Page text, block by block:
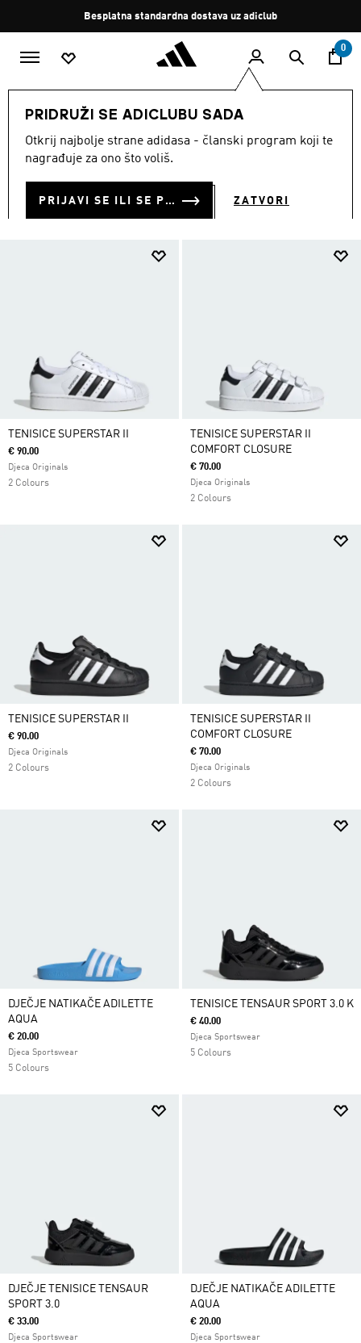
Zaustavi
rotaciju
Besplatna standardna dostava uz adiclub
0
PRIDRUŽI SE ADICLUBU SADA
Otkrij najbolje strane adidasa - članski program koji te
nagrađuje za ono što voliš.
PRIJAVI SE ILI SE PRIDRUŽI SADA ZATVORI
DJECA Obuća
OBUĆA ZA DJECU (942)
TENISICE SUPERSTAR II
€ 90.00
Djeca Originals
2 Colours
TENISICE SUPERSTAR II
COMFORT CLOSURE
€ 70.00
Djeca Originals
2 Colours
TENISICE SUPERSTAR II
€ 90.00
Djeca Originals
2 Colours
TENISICE SUPERSTAR II
COMFORT CLOSURE
€ 70.00
Djeca Originals
2 Colours
DJEČJE NATIKAČE ADILETTE
AQUA
€ 20.00
Djeca Sportswear
5 Colours
TENISICE TENSAUR SPORT 3.0 K
€ 40.00
Djeca Sportswear
5 Colours
DJEČJE TENISICE TENSAUR
SPORT 3.0
€ 33.00
Djeca Sportswear
DJEČJE NATIKAČE ADILETTE
AQUA
€ 20.00
Djeca Sportswear